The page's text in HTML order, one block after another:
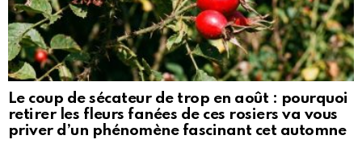
Le coup de sécateur de trop en août : pourquoi
retirer les fleurs fanées de ces rosiers va vous
priver d’un phénomène fascinant cet automne